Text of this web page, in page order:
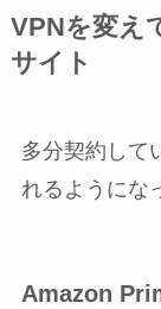
VPNを変え
サイト
多分契約して
れるようにな
Amazon